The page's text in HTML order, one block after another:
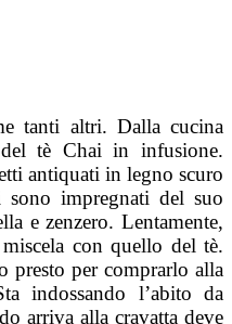
tanti altri. Dalla cucina
tè Chai in infusione.
antiquati in legno scuro
impregnati del suo
e zenzero. Lentamente,
con quello del tè.
presto per comprarlo alla
indossando l’abito da
arriva alla cravatta deve